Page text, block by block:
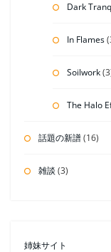
Dark
In Flames
Soilwork
The Halo
話題の新譜(16)
雑談 (3)
姉妹サイト